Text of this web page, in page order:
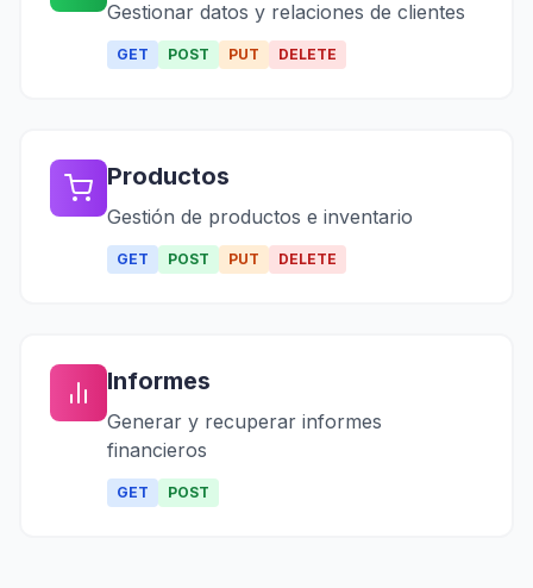
Gestionar datos y relaciones de clientes
GET POST PUT DELETE
Productos
Gestión de productos e inventario
GET POST PUT DELETE
Informes
Generar y recuperar informes
financieros
GET POST